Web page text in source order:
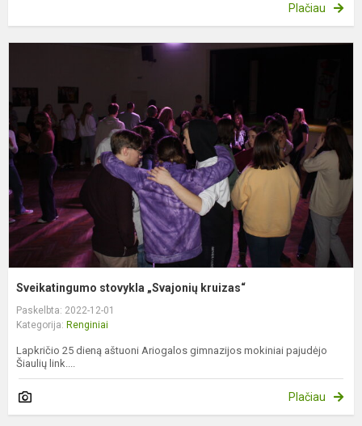
Plačiau
Sveikatingumo stovykla „Svajonių kruizas“
Paskelbta: 2022-12-01
Kategorija: Renginiai
Lapkričio 25 dieną aštuoni Ariogalos gimnazijos mokiniai pajudėjo
Šiaulių link....
Plačiau